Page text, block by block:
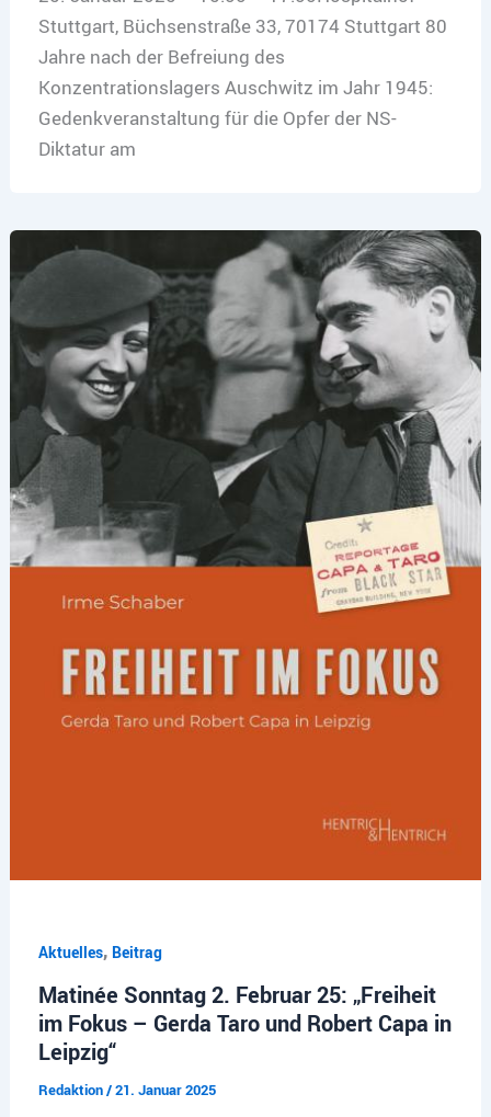
Stuttgart, Büchsenstraße 33, 70174 Stuttgart 80
Jahre nach der Befreiung des
Konzentrationslagers Auschwitz im Jahr 1945:
Gedenkveranstaltung für die Opfer der NS-
Diktatur am
Aktuelles, Beitrag
Matinée Sonntag 2. Februar 25: „Freiheit
im Fokus – Gerda Taro und Robert Capa in
Leipzig“
Redaktion/21. Januar 2025